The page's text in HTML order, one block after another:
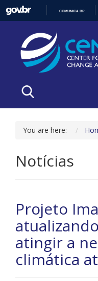
COMUNICA BR
You are here:
Notícias
Projeto
atingir a
climática